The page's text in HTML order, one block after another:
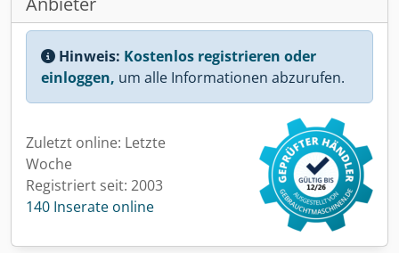
Hinweis: Kostenlos registrieren oder
einloggen, um alle Informationen abzurufen.
Zuletzt online: Letzte
Woche
Registriert seit: 2003
140 Inserate online